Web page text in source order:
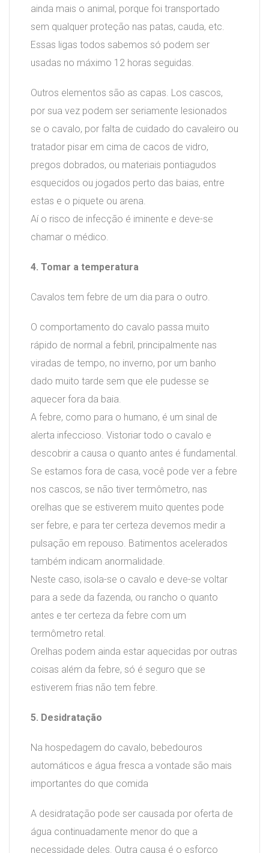
ainda mais o animal, porque foi transportado
sem qualquer proteção nas patas, cauda, etc.
Essas ligas todos sabemos só podem ser
usadas no máximo 12 horas seguidas.
Outros elementos são as capas. Los cascos,
por sua vez podem ser seriamente lesionados
se o cavalo, por falta de cuidado do cavaleiro ou
tratador pisar em cima de cacos de vidro,
pregos dobrados, ou materiais pontiagudos
esquecidos ou jogados perto das baias, entre
estas e o piquete ou arena.
Aí o risco de infecção é iminente e deve-se
chamar o médico.
4. Tomar a temperatura
Cavalos tem febre de um dia para o outro.
O comportamento do cavalo passa muito
rápido de normal a febril, principalmente nas
viradas de tempo, no inverno, por um banho
dado muito tarde sem que ele pudesse se
aquecer fora da baia.
A febre, como para o humano, é um sinal de
alerta infeccioso. Vistoriar todo o cavalo e
descobrir a causa o quanto antes é fundamental.
Se estamos fora de casa, você pode ver a febre
nos cascos, se não tiver termômetro, nas
orelhas que se estiverem muito quentes pode
ser febre, e para ter certeza devemos medir a
pulsação em repouso. Batimentos acelerados
também indicam anormalidade.
Neste caso, isola-se o cavalo e deve-se voltar
para a sede da fazenda, ou rancho o quanto
antes e ter certeza da febre com um
termômetro retal.
Orelhas podem ainda estar aquecidas por outras
coisas além da febre, só é seguro que se
estiverem frias não tem febre.
5. Desidratação
Na hospedagem do cavalo, bebedouros
automáticos e água fresca a vontade são mais
importantes do que comida
A desidratação pode ser causada por oferta de
água continuadamente menor do que a
necessidade deles. Outra causa é o esforço